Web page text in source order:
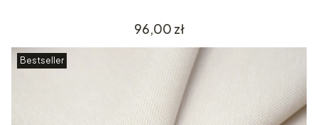
Cena
96,00 zł
Bestseller